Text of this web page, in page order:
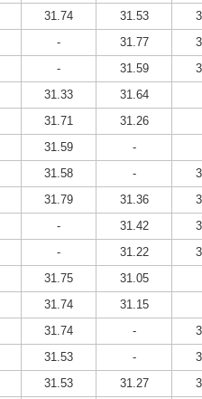
31.74 31.53
- 31.77
- 31.59
31.33
31.64
31.71
31.26
31.59
-
31.58 -
31.79 31.36
- 31.42
- 31.22
31.75
31.05
31.74
31.15
31.74 -
31.53 -
31.53 31.27